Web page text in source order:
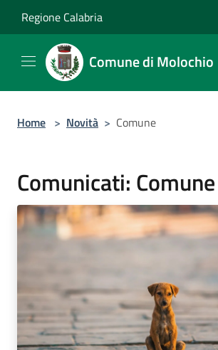
Regione Calabria
Comune di Molochio
Home > Novità > Comune
Comunicati: Comune